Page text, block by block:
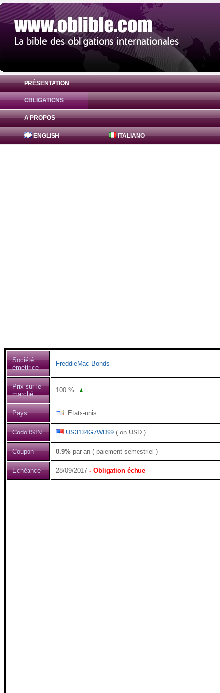
PRÉSENTATION
OBLIGATIONS
A PROPOS
ENGLISH ITALIANO
Obligation FreddieMac Bonds 0.9% (
Société
émettrice
FreddieMac Bonds
Prix sur le
marché
100 % ▲
Pays Etats-unis
Code ISIN US3134G7WD99 ( en USD )
Coupon 0.9% par an ( paiement semestriel )
Echéance 28/09/2017 - Obligation échue